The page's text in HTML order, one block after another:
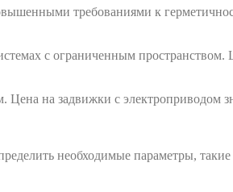
требованиями к
с ограниченным
Цена на задвижки с электроприводом
необходимые параметры, такие